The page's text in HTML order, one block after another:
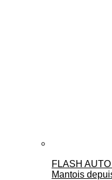
FLASH
Mantois